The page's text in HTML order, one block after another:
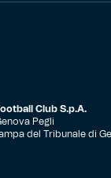
Club S.p.A.
Pegli
del Tribunale di